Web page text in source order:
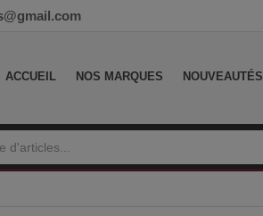
ACCUEIL NOS MARQUES NOUVEAUTÉS